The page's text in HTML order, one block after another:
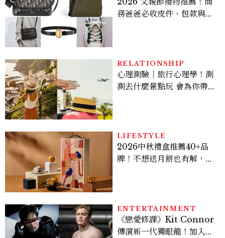
務爸爸必收皮件、包款與鞋
RELATIONSHIP
心理測驗｜旅行心理學！測
測去什麼景點玩 會為你帶來
LIFESTYLE
2026中秋禮盒推薦40+品
牌！不想送月餅也有解，送
ENTERTAINMENT
《戀愛修課》Kit Connor
傳演新一代獨眼龍！加入新